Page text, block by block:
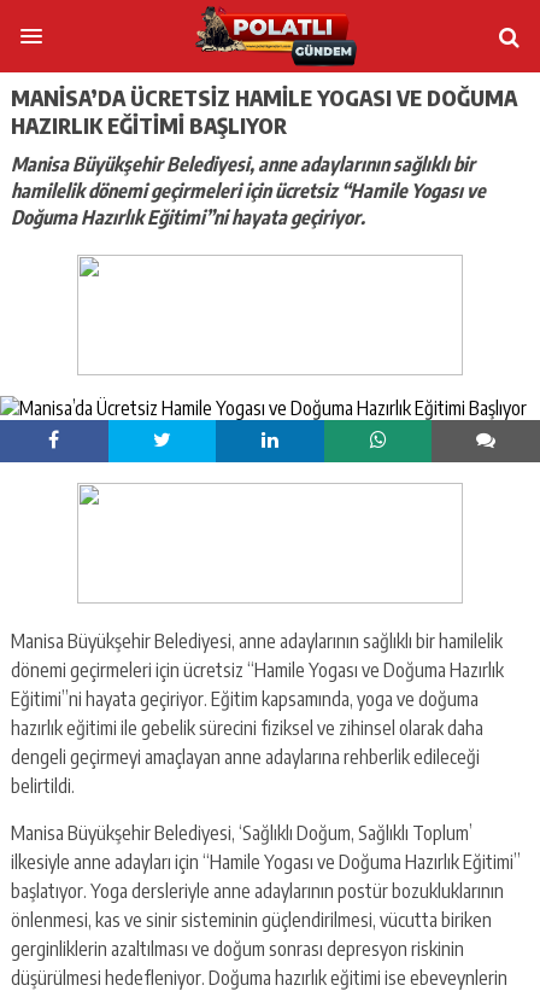
MANISA’DA ÜCRETSIZ HAMILE YOGASI VE DOĞUMA
HAZIRLIK EĞITIMI BAŞLIYOR
Manisa Büyükşehir Belediyesi, anne adaylarının sağlıklı bir
hamilelik dönemi geçirmeleri için ücretsiz “Hamile Yogası ve
Doğuma Hazırlık Eğitimi”ni hayata geçiriyor.
Manisa Büyükşehir Belediyesi, anne adaylarının sağlıklı bir hamilelik
dönemi geçirmeleri için ücretsiz “Hamile Yogası ve Doğuma Hazırlık
Eğitimi”ni hayata geçiriyor. Eğitim kapsamında, yoga ve doğuma
hazırlık eğitimi ile gebelik sürecini fiziksel ve zihinsel olarak daha
dengeli geçirmeyi amaçlayan anne adaylarına rehberlik edileceği
belirtildi.
Manisa Büyükşehir Belediyesi, ‘Sağlıklı Doğum, Sağlıklı Toplum’
ilkesiyle anne adayları için “Hamile Yogası ve Doğuma Hazırlık Eğitimi”
başlatıyor. Yoga dersleriyle anne adaylarının postür bozukluklarının
önlenmesi, kas ve sinir sisteminin güçlendirilmesi, vücutta biriken
gerginliklerin azaltılması ve doğum sonrası depresyon riskinin
düşürülmesi hedefleniyor. Doğuma hazırlık eğitimi ise ebeveynlerin